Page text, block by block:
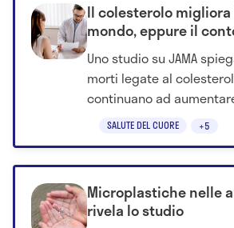
SALUTE DEL CUORE +5
Il colesterolo
mondo, eppure il
aggrava: la spiegazione
Uno studio su JAMA
morti legate al
continuano ad
rischio individuale sia
Microplastiche nelle
rivela lo studio